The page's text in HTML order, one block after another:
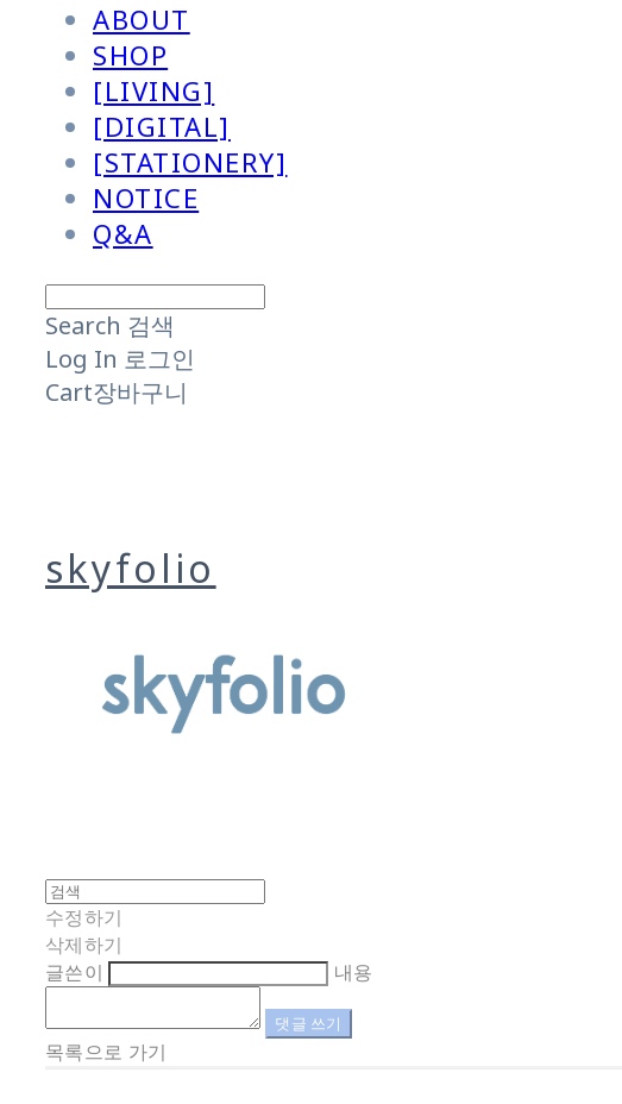
ABOUT
SHOP
[LIVING]
[DIGITAL]
[STATIONERY]
NOTICE
Q&A
Search 검색
Log In 로그인
Cart장바구니
skyfolio
수정하기
삭제하기
글쓴이
내용
댓글 쓰기
목록으로 가기